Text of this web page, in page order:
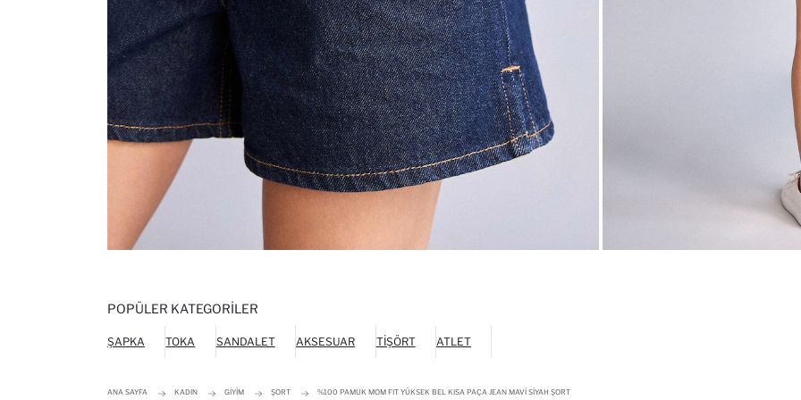
POPÜLER KATEGORILER
ŞAPKA TOKA SANDALET AKSESUAR TIŞÖRT ATLET
ANA SAYFA KADIN GIYIM ŞORT %100 PAMUK MOM FIT YÜKSEK BEL KISA PAÇA JEAN MAVI SIYAH ŞORT